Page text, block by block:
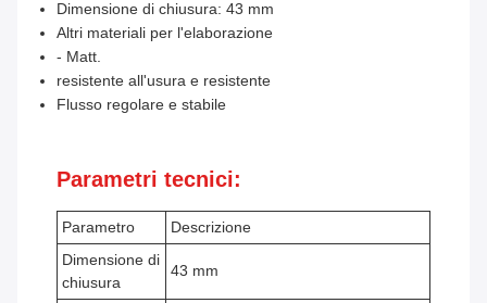
Dimensione di chiusura: 43 mm
Altri materiali per l'elaborazione
- Matt.
resistente all'usura e resistente
Flusso regolare e stabile
Parametri tecnici:
Parametro
Descrizione
Dimensione di
chiusura
43 mm